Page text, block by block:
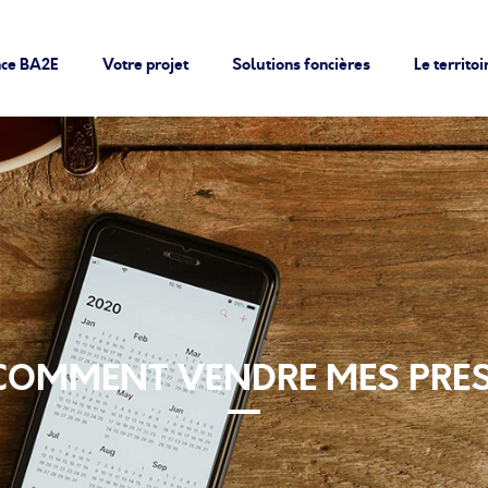
BA2E Votre projet Solutions foncières Le
VENDRE MES